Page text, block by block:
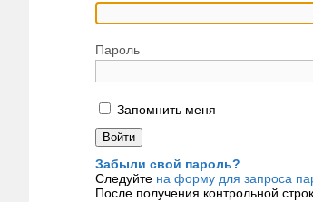
Пароль
Запомнить меня
Забыли свой пароль?
Следуйте на форму для запроса
После получения контрольной